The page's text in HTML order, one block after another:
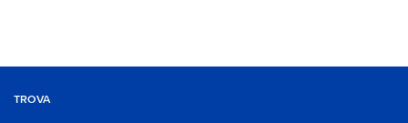
TROVA